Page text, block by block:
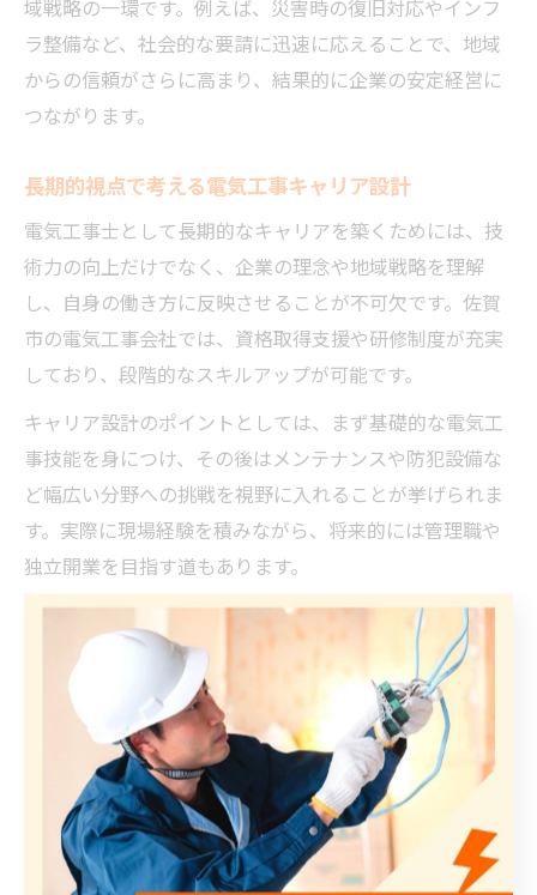
域戦略の一環です。例えば、災害時の復旧対応やインフ
ラ整備など、社会的な要請に迅速に応えることで、地域
からの信頼がさらに高まり、結果的に企業の安定経営に
つながります。
長期的視点で考える電気工事キャリア設計
電気工事士として長期的なキャリアを築くためには、技
術力の向上だけでなく、企業の理念や地域戦略を理解
し、自身の働き方に反映させることが不可欠です。佐賀
市の電気工事会社では、資格取得支援や研修制度が充実
しており、段階的なスキルアップが可能です。
キャリア設計のポイントとしては、まず基礎的な電気工
事技能を身につけ、その後はメンテナンスや防犯設備な
ど幅広い分野への挑戦を視野に入れることが挙げられま
す。実際に現場経験を積みながら、将来的には管理職や
独立開業を目指す道もあります。
また、長期的に安定したキャリアを築くためには、地域
社会との信頼関係や、企業の基本理念に共感する姿勢が
重要です。例えば、地元住民からの紹介やリピート受注
が多い企業で働くことで、自身のキャリアも安定しやす
くなります。
電気工事士が地域で安定するための方法
佐賀県佐賀市で電気工事士が安定したキャリアを築くた